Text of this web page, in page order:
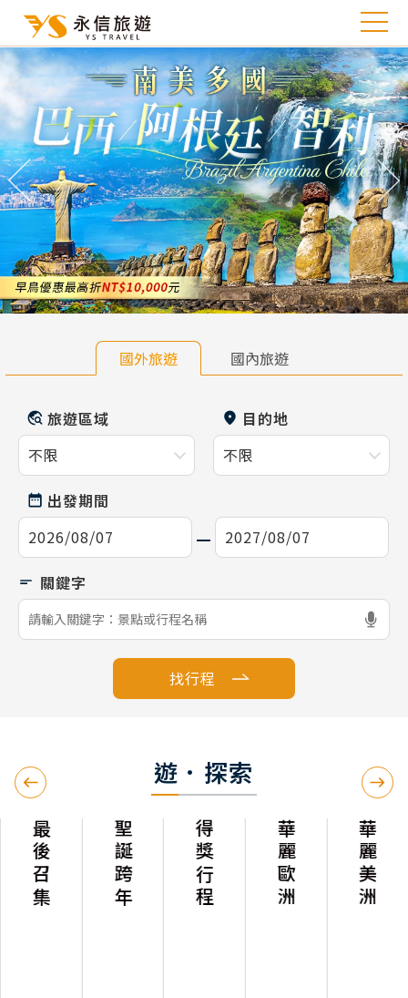
往前 往
國外旅遊 國內旅遊
旅遊區域 目的地
出發期間
找行程
遊．探索
最後召集 聖誕跨年 得獎行程 華麗歐洲 華麗美洲